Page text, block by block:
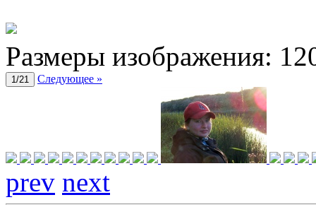
Размеры изображения:
1/21 Следующее »
prev next